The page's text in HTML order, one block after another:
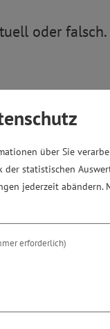
oder falsch.
über Sie
der statistischen
jederzeit abändern.
erforderlich)